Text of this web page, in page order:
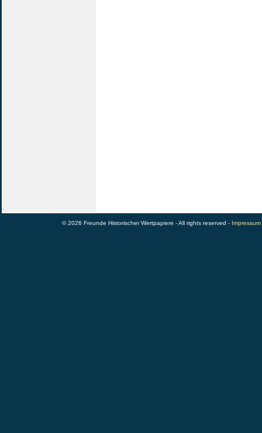
© 2026 Freunde Historischer Wertpapiere - All rights reserved - Impressum